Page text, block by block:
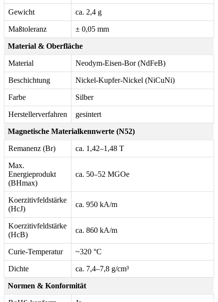
Gewicht ca. 2,4 g
Maßtoleranz ± 0,05 mm
Material & Oberfläche
Material Neodym-Eisen-Bor (NdFeB)
Beschichtung Nickel-Kupfer-Nickel (NiCuNi)
Farbe Silber
Herstellerverfahren gesintert
Magnetische Materialkennwerte (N52)
Remanenz (Br) ca. 1,42–1,48 T
Max.
Energieprodukt
(BHmax)
ca. 50–52 MGOe
Koerzitivfeldstärke
(HcJ)
ca. 950 kA/m
Koerzitivfeldstärke
(HcB)
ca. 860 kA/m
Curie-Temperatur ~320 °C
Dichte ca. 7,4–7,8 g/cm³
Normen & Konformität